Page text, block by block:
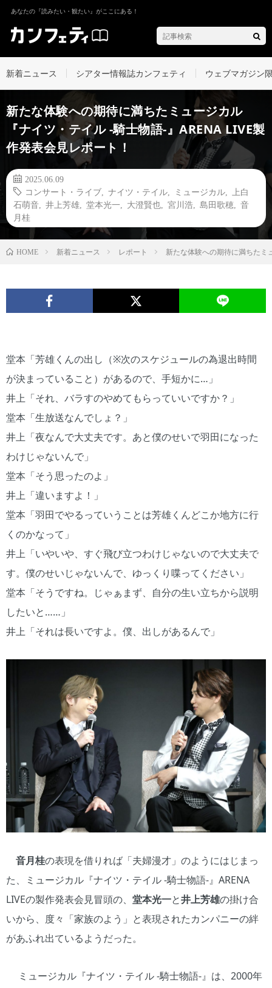
あなたの『読みたい・観たい』がここにある！
新着ニュース シアター情報誌カンフェティ ウェブマガジン
新たな体験への期待に満ちたミュージカル
『ナイツ・テイル -騎士物語-』ARENA LIVE製
作発表会見レポート！
2025.06.09
コンサート・ライブ
ナイツ・テイル ミュージカル
上白
石萌音
井上芳雄 堂本光一 大澄賢也 宮川浩 島田歌穂
音
月桂
HOME 新着ニュース レポート 新たな体験への期待に満ちたミ
堂本「芳雄くんの出し（※次のスケジュールの為退出時間
が決まっていること）があるので、手短かに…」
井上「それ、バラすのやめてもらっていいですか？」
堂本「生放送なんでしょ？」
井上「夜なんで大丈夫です。あと僕のせいで羽田になった
わけじゃないんで」
堂本「そう思ったのよ」
井上「違いますよ！」
堂本「羽田でやるっていうことは芳雄くんどこか地方に行
くのかなって」
井上「いやいや、すぐ飛び立つわけじゃないので大丈夫で
す。僕のせいじゃないんで、ゆっくり喋ってください」
堂本「そうですね。じゃぁまず、自分の生い立ちから説明
したいと……」
井上「それは長いですよ。僕、出しがあるんで」
音月桂の表現を借りれば「夫婦漫才」のようにはじまっ
た、ミュージカル『ナイツ・テイル -騎士物語-』ARENA
LIVEの製作発表会見冒頭の、 堂本光一と井上芳雄の掛け合
いから、度々「家族のよう」と表現されたカンパニーの絆
があふれ出ているようだった。
ミュージカル『ナイツ・テイル -騎士物語-』は、2000年